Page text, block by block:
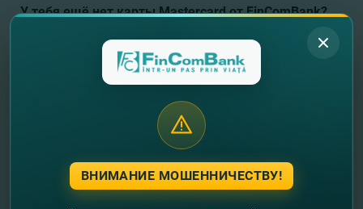
У тебя ещё нет карты Mastercard от FinComBank?
Теперь ты можешьЗАКАЗАТЬ ЕЁ ОНЛАЙН
Быстро и
ВНИМАНИЕ МОШЕННИЧЕСТВУ!